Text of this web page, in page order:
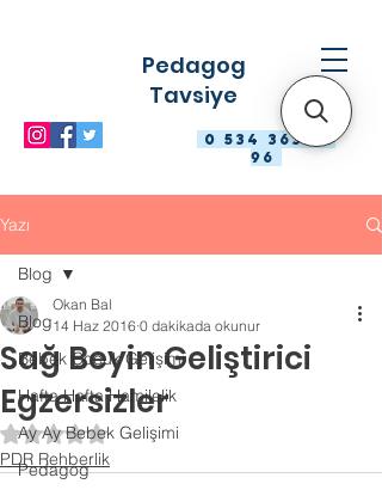
0 534 363 98
96
Pedagog
Tavsiye
Yazı
Blog
Bebek Çocuk Gelişimi
Hafta Hafta Hamilelik
Ay Ay Bebek Gelişimi
Pedagog
Blog
Sağ Beyin Geliştirici
Egzersizler
Okan Bal
14 Haz 2016 0 dakikada okunur
5 üzerinden NaN yıldız
PDR Rehberlik